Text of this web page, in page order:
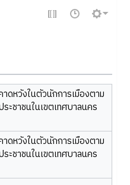
ดหวังในตัวนักการเมืองตาม
ะชาชนในเขตเทศบาลนคร
ดหวังในตัวนักการเมืองตาม
ะชาชนในเขตเทศบาลนคร